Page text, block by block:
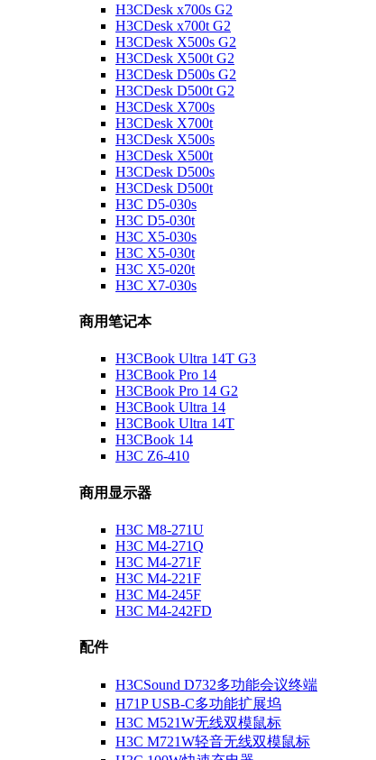
H3CDesk x700s G2
H3CDesk x700t G2
H3CDesk X500s G2
H3CDesk X500t G2
H3CDesk D500s G2
H3CDesk D500t G2
H3CDesk X700s
H3CDesk X700t
H3CDesk X500s
H3CDesk X500t
H3CDesk D500s
H3CDesk D500t
H3C D5-030s
H3C D5-030t
H3C X5-030s
H3C X5-030t
H3C X5-020t
H3C X7-030s
商用笔记本
H3CBook Ultra 14T G3
H3CBook Pro 14
H3CBook Pro 14 G2
H3CBook Ultra 14
H3CBook Ultra 14T
H3CBook 14
H3C Z6-410
商用显示器
H3C M8-271U
H3C M4-271Q
H3C M4-271F
H3C M4-221F
H3C M4-245F
H3C M4-242FD
配件
H3CSound D732多功能会议终端
H71P USB-C多功能扩展坞
H3C M521W无线双模鼠标
H3C M721W轻音无线双模鼠标